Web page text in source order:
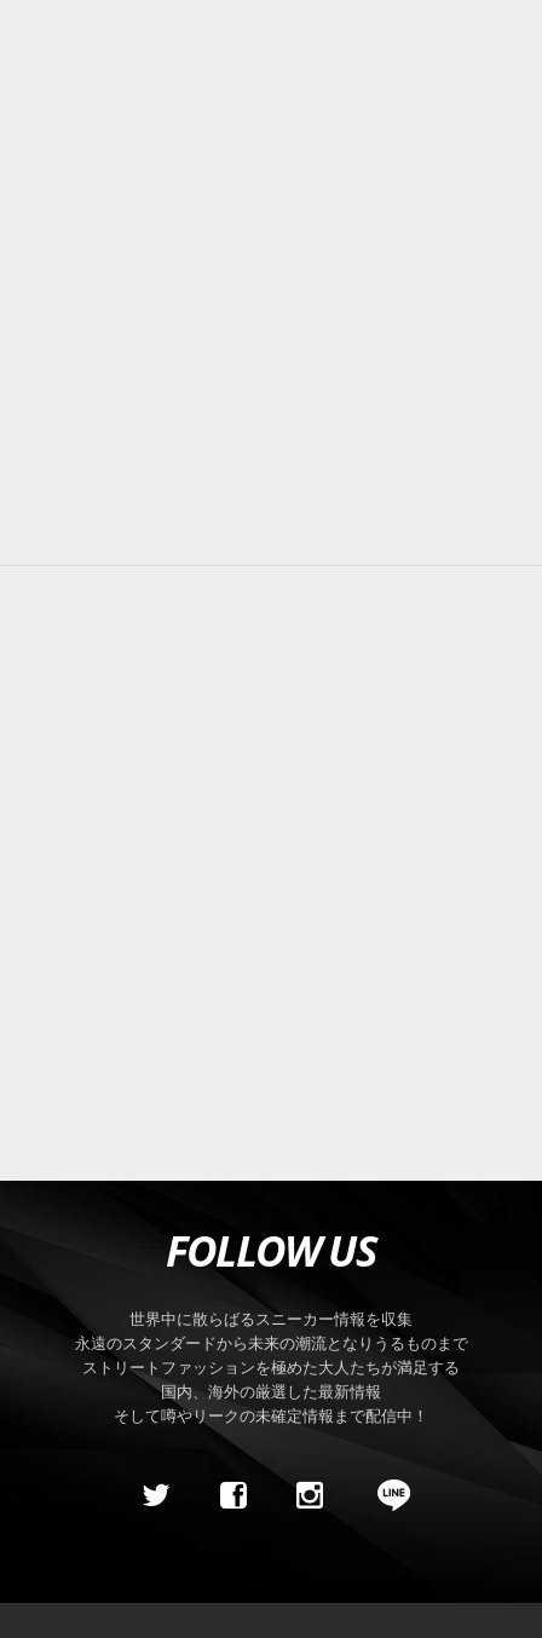
FOLLOW US
世界中に散らばるスニーカー情報を収集
永遠のスタンダードから未来の潮流となりうるものまで
ストリートファッションを極めた大人たちが満足する
国内、海外の厳選した最新情報
そして噂やリークの未確定情報まで配信中！